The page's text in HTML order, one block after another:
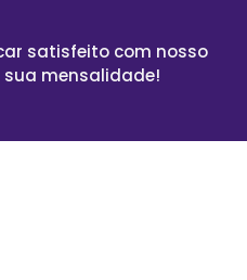
satisfeito com nosso
mensalidade!